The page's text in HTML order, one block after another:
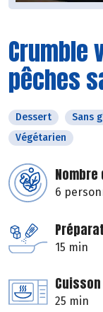
Crumble
pêches
Dessert Sans
Végétarien
6
15 min
Cuisson
25 min